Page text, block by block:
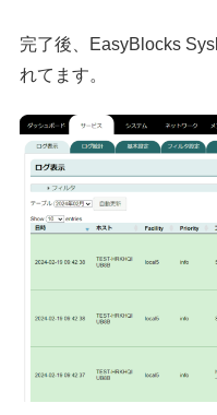
完了後、EasyBlocks
れてます。